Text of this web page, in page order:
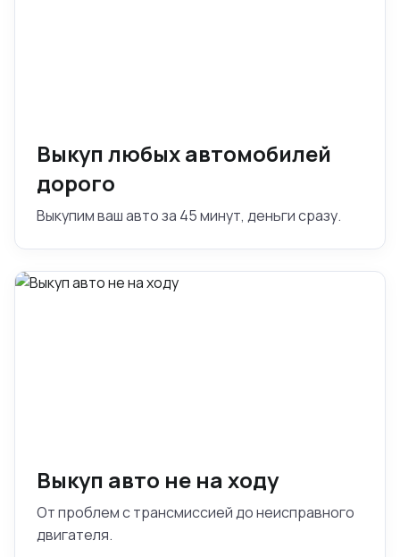
Выкуп любых автомобилей
дорого
Выкупим ваш авто за 45 минут, деньги сразу.
Выкуп авто не на ходу
От проблем с трансмиссией до неисправного
двигателя.